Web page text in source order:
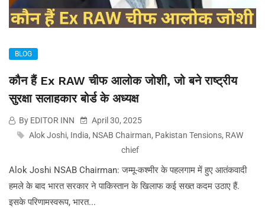
BLOG
कौन हैं Ex RAW चीफ आलोक जोशी, जो बने राष्ट्रीय
सुरक्षा सलाहकार बोर्ड के अध्यक्ष
By EDITOR INN
April 30, 2025
Alok Joshi, India, NSAB Chairman, Pakistan Tensions, RAW
chief
Alok Joshi NSAB Chairman: जम्मू-कश्मीर के पहलगाम में हुए आतंकवादी
हमले के बाद भारत सरकार ने पाकिस्तान के खिलाफ कई सख्त कदम उठाए हैं.
इसके परिणामस्वरूप, भारत...